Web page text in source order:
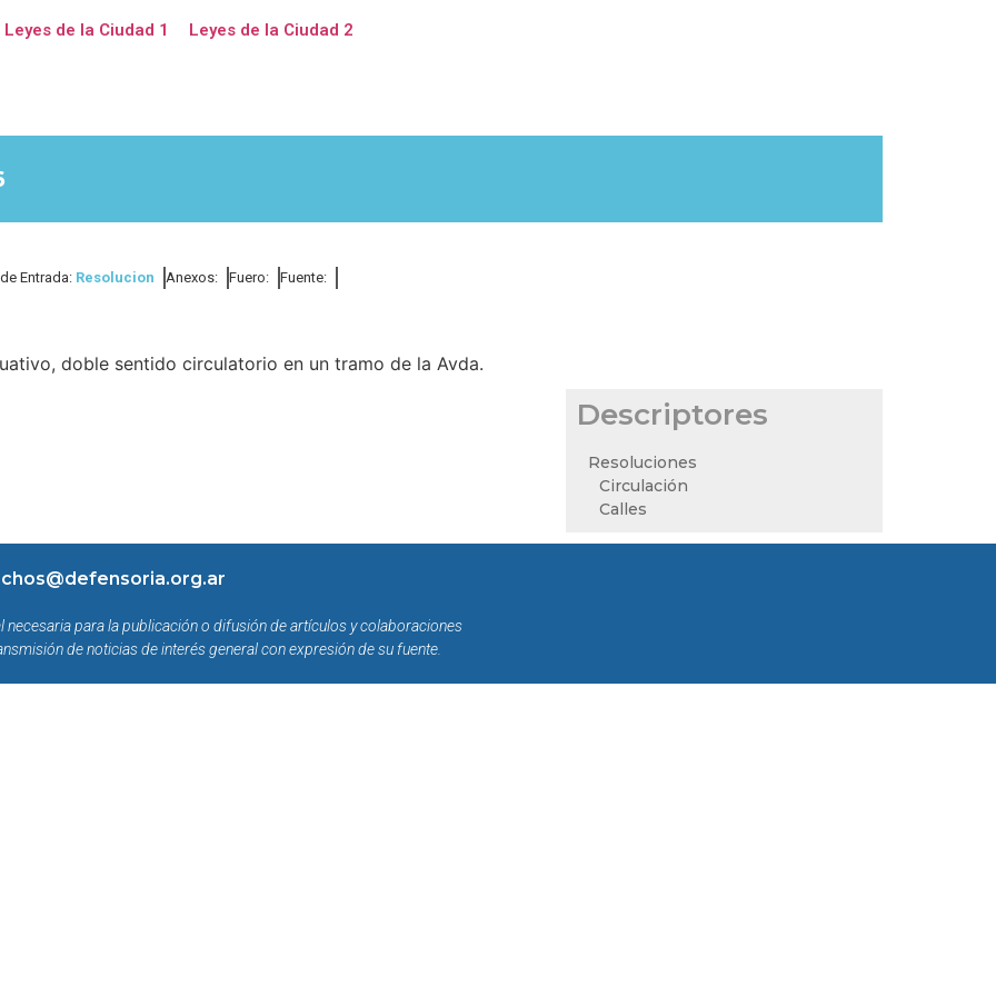
Leyes de la Ciudad 1 Leyes de la Ciudad 2
Entrada: Resolucion Anexos: Fuero: Fuente:
doble sentido circulatorio en un tramo de la Avda.
Descriptores
Resoluciones
Circulación
Calles
para la publicación o difusión de artículos y colaboraciones
de noticias de interés general con expresión de su fuente.